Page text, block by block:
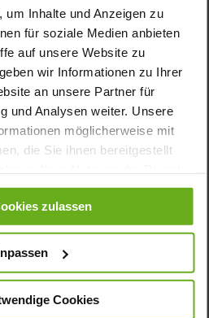
Inhalte und Anzeigen zu
für soziale Medien anbieten
auf unsere Website zu
wir Informationen zu Ihrer
an unsere Partner für
und Analysen weiter. Unsere
möglicherweise mit
die Sie ihnen bereitgestellt
zulassen
Cookies
mit dem speziellen Innenfutter, das
angenehm am Fuß liegt. Die
über eine Silberveredelung,
Klimakomfort positiv beeinflusst.
Potenzial zum Lieblingsschuh!
Futter / Decksohle
Fußbett, Ganter Sensitiv,
in Europe